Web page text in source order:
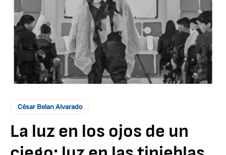
César Belan Alvarado
La luz en los ojos de un